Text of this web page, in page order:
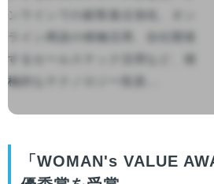
ンラインでの顧客接点強化、オン
ライン商談の積極活用、自社開発
するセールステック活用など、積
極的なテクノロジー投資...
「WOMAN's VALUE